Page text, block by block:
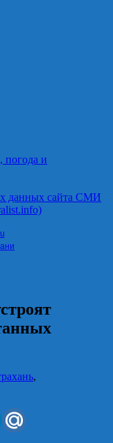
погода и
данных сайта СМИ
,